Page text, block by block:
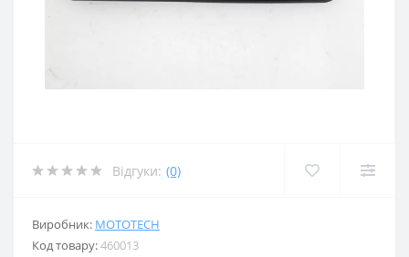
Відгуки: (0)
Виробник: MOTOTECH
Код товару:460013